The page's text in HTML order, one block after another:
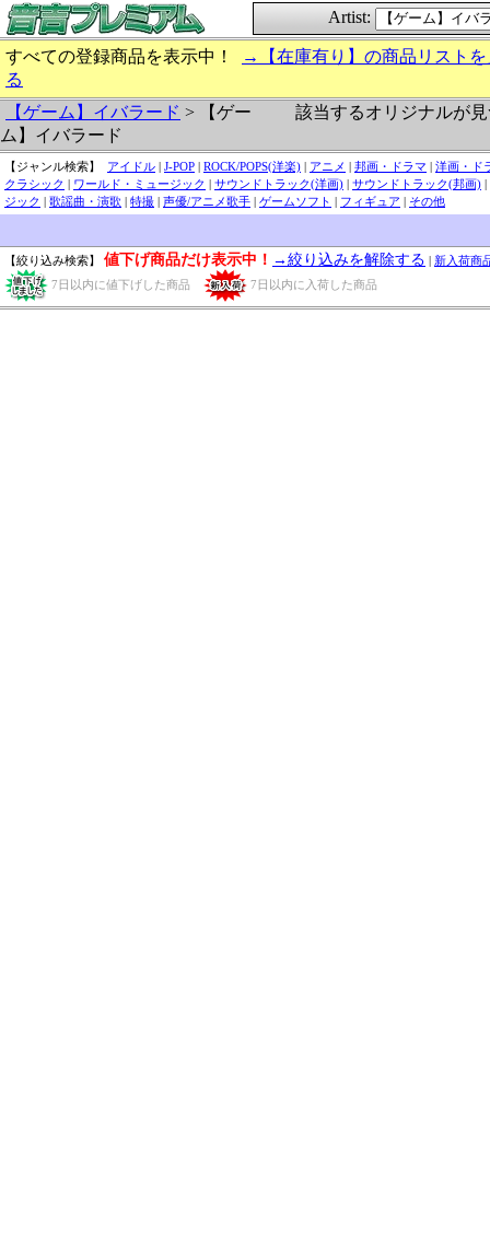
Artist:
すべての登録商品を表示中！
→【在庫有り】の商品リストを
る
【ゲーム】イバラード > 【ゲー
ム】イバラード
該当するオリジナルが
【ジャンル検索】 アイドル | J-POP | ROCK/POPS(洋楽) | アニメ | 邦画・ドラマ | 洋画・ド
クラシック | ワールド・ミュージック | サウンドトラック(洋画) | サウンドトラック(邦画) |
ジック | 歌謡曲・演歌 | 特撮 | 声優/アニメ歌手 | ゲームソフト | フィギュア | その他
【絞り込み検索】 値下げ商品だけ表示中！ →絞り込みを解除する | 新入荷商
7日以内に値下げした商品
7日以内に入荷した商品